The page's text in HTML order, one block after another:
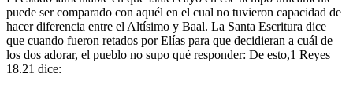
puede ser comparado con aquél en el cual no tuvieron capacidad de
hacer diferencia entre el Altísimo y Baal. La Santa Escritura dice
que cuando fueron retados por Elías para que decidieran a cuál de
los dos adorar, el pueblo no supo qué responder: De esto,1 Reyes
18.21 dice: